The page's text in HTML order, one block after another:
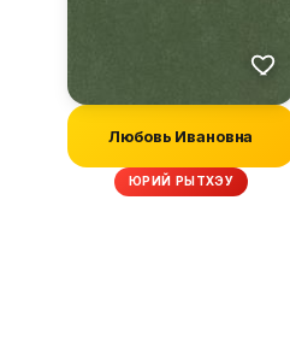
Любовь Ивановна
ЮРИЙ РЫТХЭУ